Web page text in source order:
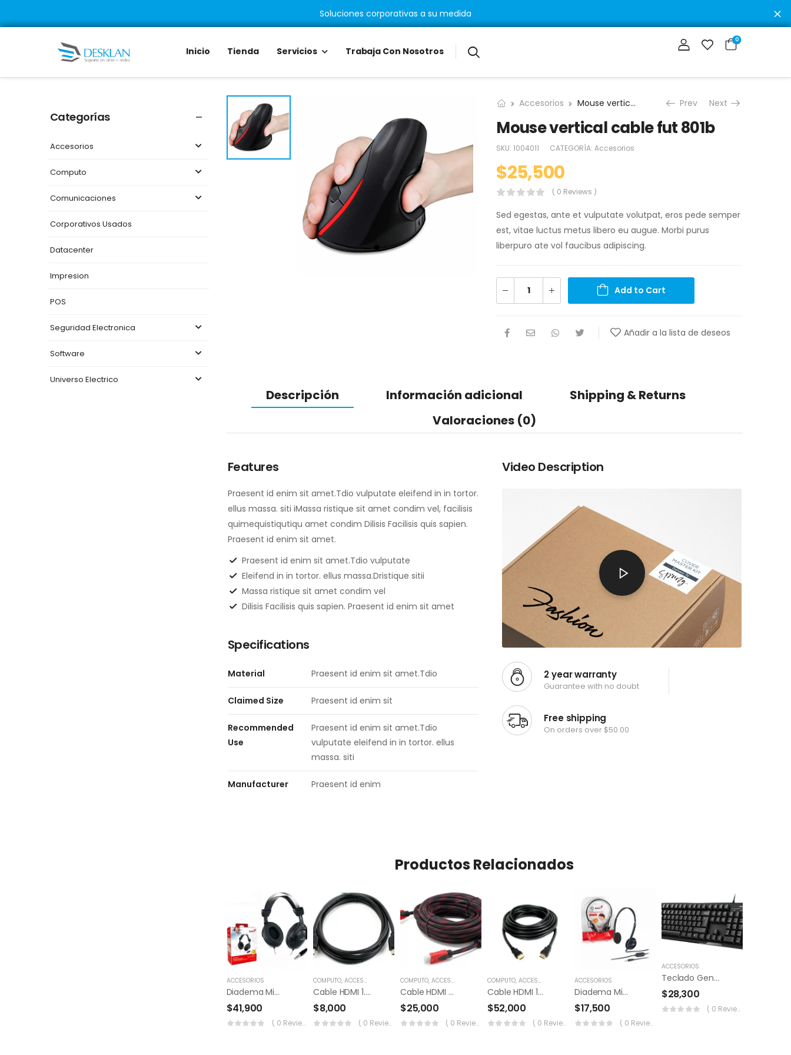
Soluciones corporativas a su medida
Inicio Tienda Servicios Trabaja Con Nosotros
0
Categorías
Accesorios
Computo
Comunicaciones
Corporativos Usados
Datacenter
Impresion
POS
Seguridad Electronica
Software
Universo Electrico
Accesorios Mouse vertical cable fut 801b Prev Next
Mouse vertical cable fut 801b
SKU:1004011 CATEGORÍA:Accesorios
$25,500
( 0 Reviews )
Sed egestas, ante et vulputate volutpat, eros pede semper
est, vitae luctus metus libero eu augue. Morbi purus
liberpuro ate vol faucibus adipiscing.
Add to Cart
Añadir a la lista de deseos
Descripción Información adicional
Shipping & Returns
Valoraciones (0)
Features
Praesent id enim sit amet.Tdio vulputate eleifend in in tortor.
ellus massa. siti iMassa ristique sit amet condim vel, facilisis
quimequistiqutiqu amet condim Dilisis Facilisis quis sapien.
Praesent id enim sit amet.
Praesent id enim sit amet.Tdio vulputate
Eleifend in in tortor. ellus massa.Dristique sitii
Massa ristique sit amet condim vel
Dilisis Facilisis quis sapien. Praesent id enim sit amet
Specifications
Material Praesent id enim sit amet.Tdio
Claimed Size Praesent id enim sit
Recommended
Use
Praesent id enim sit amet.Tdio
vulputate eleifend in in tortor. ellus
massa. siti
Manufacturer Praesent id enim
Video Description
2 year warranty
Guarantee with no doubt
Free shipping
On orders over $50.00
Productos Relacionados
ACCESORIOS
Diadema Microfono Genius Hs-M505x
$41,900
( 0 Reviews )
COMPUTO,ACCESORIOS MONITORES
Cable HDMI 1.5 Mts
$8,000
( 0 Reviews )
COMPUTO,ACCESORIOS MONITORES
Cable HDMI 5.0 Mts
$25,000
( 0 Reviews )
COMPUTO,ACCESORIOS MONITORES
Cable HDMI 15 Mts
$52,000
( 0 Reviews )
ACCESORIOS
Diadema Microfono Genius Hs-200c
$17,500
( 0 Reviews )
ACCESORIOS
Teclado Genius Usb Kb-102
$28,300
( 0 Reviews )